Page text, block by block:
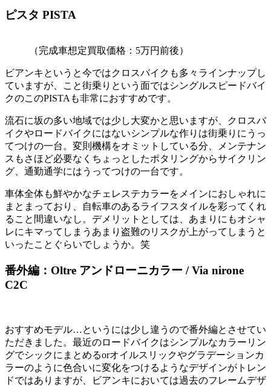
ピスタ PISTA
（完成車想定買取価格：5万円前後）
ビアンキというと今ではクロスバイクも多々ラインナップし
ていますが、こと街乗りという面ではシングルスピードバイ
クのこのPISTAも非常におすすめです。
流石に坂の多い地域では少し大変かと思いますが、クロスバ
イクやロードバイクにはないシンプルな作りは街乗りにうっ
てつけの一台。変則機構をオミットしている分、メンテナン
スもさほど必要なくちょっとしたポタリングからサイクリン
グ、通勤通学にはうってつけの一台です。
車体全体も鮮やかなチェレステカラーをメインにおしゃれに
まとまっており、自転車のあるライフスタイルを彩ってくれ
ること間違いなし。デメリットとしては、あまりにもオシャ
レにキマってしまうあまり盗難のリスクが上がってしまうと
いったことぐらいでしょうか。笑
番外編：Oltre アンドローニカラー / Via nirone
C2C
おすすめモデル…というには少し違うので番外編とさせてい
ただきました。最近のロードバイクはシンプルなカラーリン
グでシックにまとめるorオイルスリックやグラデーションカ
ラーのように色合いに変化をつけるようなデザインがトレン
ドではありますが、ビアンキにおいては過去のフレームデザ